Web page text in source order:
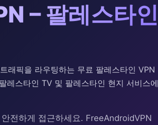
– 팔레스타인
래픽을 라우팅하는 무료 팔레스타인 VPN
레스타인 TV 및 팔레스타인 현지 서비스에
전하게 접근하세요. FreeAndroidVPN